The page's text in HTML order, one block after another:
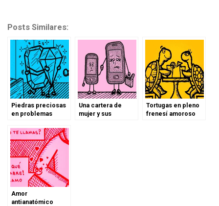
Posts Similares:
Piedras preciosas
en problemas
Una cartera de
mujer y sus
Tortugas en pleno
frenesí amoroso
Amor
antianatómico